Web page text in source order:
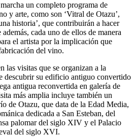
un completo programa de
y arte, como son ‘Vitral de Otazu’,
historia’, que contribuirán a hacer
cada uno de ellos de manera
el artista por la implicación que
del vino.
las visitas que se organizan a la
descubrir su edificio antiguo convertido
antigua reconvertida en galería de
más amplia incluye también un
de Otazu, que data de la Edad Media,
dedicada a San Esteban, del
palomar del siglo XIV y el Palacio
del siglo XVI.